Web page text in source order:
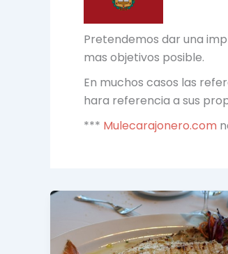
Pretendemos dar una
mas objetivos posible.
En muchos casos las
hara referencia a sus
*** Mulecarajonero.com